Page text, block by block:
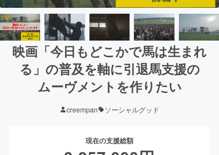
映画「今日もどこかで馬は生まれ
る」の普及を軸に引退馬支援の
ムーヴメントを作りたい
creempan ソーシャルグッド
現在の支援総額